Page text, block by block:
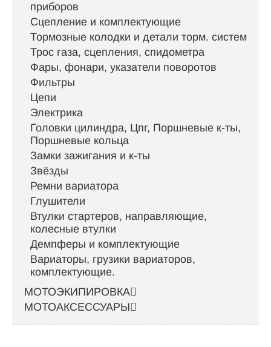
приборов
Сцепление и комплектующие
Тормозные колодки и детали торм. систем
Трос газа, сцепления, спидометра
Фары, фонари, указатели поворотов
Фильтры
Цепи
Электрика
Головки цилиндра, Цпг, Поршневые к-ты,
Поршневые кольца
Замки зажигания и к-ты
Звёзды
Ремни вариатора
Глушители
Втулки стартеров, направляющие,
колесные втулки
Демпферы и комплектующие
Вариаторы, грузики вариаторов,
комплектующие.
МОТОЭКИПИРОВКА
МОТОАКСЕССУАРЫ